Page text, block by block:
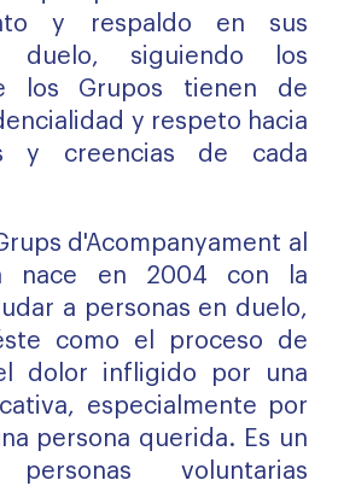
y respaldo en sus
duelo, siguiendo los
los Grupos tienen de
y respeto hacia
y creencias de cada
d'Acompanyament al
nace en 2004 con la
a personas en duelo,
como el proceso de
dolor infligido por una
especialmente por
persona querida. Es un
voluntarias